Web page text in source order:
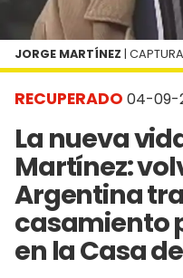
RECUPERADO 04-09-
La nueva
Martínez:
Argentina
casamiento
en la Casa
JORGE MARTÍNEZ | CAPTURA